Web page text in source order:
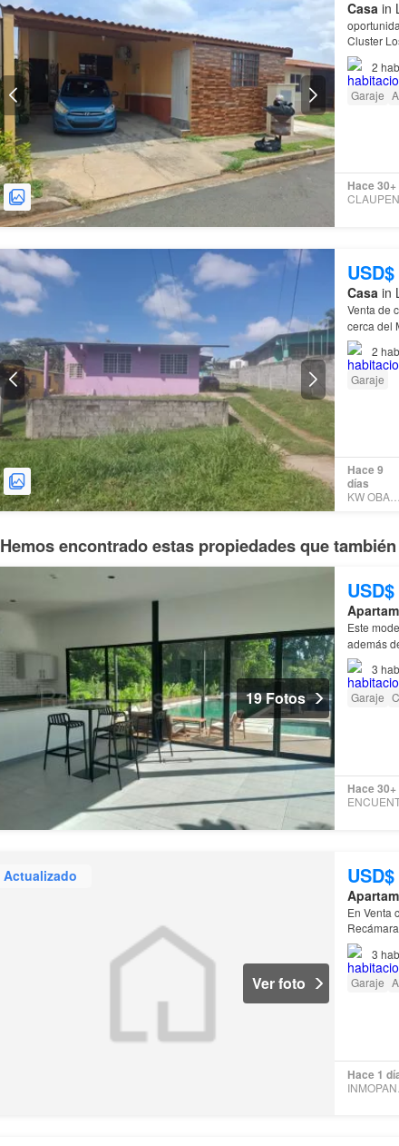
Casa in
Cluster
2
Garaje
Hace
Casa in
Venta de
cerca del
2
Garaje
Hace 9
días
KW OBARRIO
Hemos encontrado estas propiedades que
19 Fotos
Este
además
3
Garaje
Hace
Actualizado
Ver foto
En Venta
y al este
3
Garaje
Hace 1